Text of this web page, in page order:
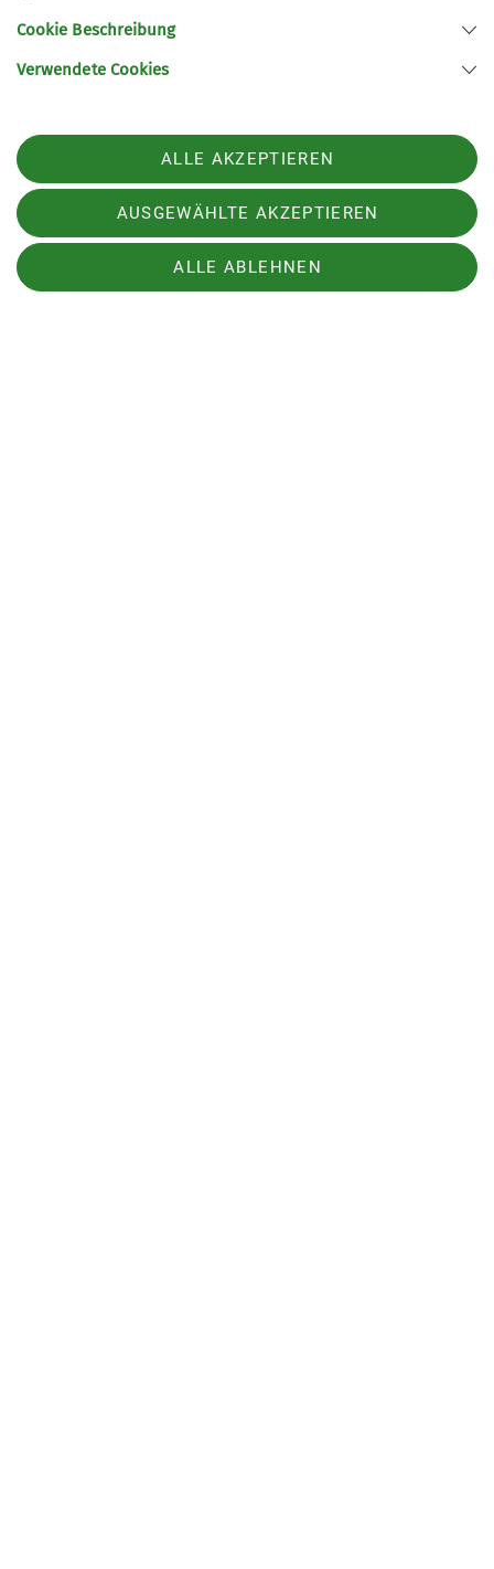
© DAV/Thilo Brunner
Klettern in der Region ist auch an
Cookie Beschreibung
Verwendete Cookies
ALLE AKZEPTIEREN
AUSGEWÄHLTE AKZEPTIEREN
ALLE ABLEHNEN